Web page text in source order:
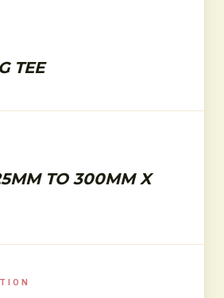
TEE
TO 300MM X